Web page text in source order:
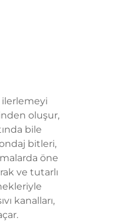
ilerlemeyi
oluşur,
bile
bitleri,
öne
ve tutarlı
kanalları,